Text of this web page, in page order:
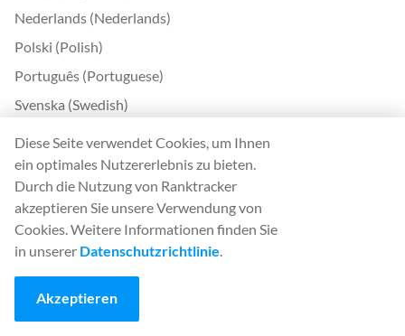
Nederlands (Nederlands)
Polski (Polish)
Português (Portuguese)
Svenska (Swedish)
中文 (Chinese)
Български (Bulgarian)
Čeština (Czech)
Dansk (Danish)
Ελληνικά (Greek)
Eesti (Estonian)
Diese Seite verwendet Cookies, um Ihnen
ein optimales Nutzererlebnis zu bieten.
Durch die Nutzung von Ranktracker
akzeptieren Sie unsere Verwendung von
Cookies. Weitere Informationen finden Sie
in unserer Datenschutzrichtlinie.
Akzeptieren